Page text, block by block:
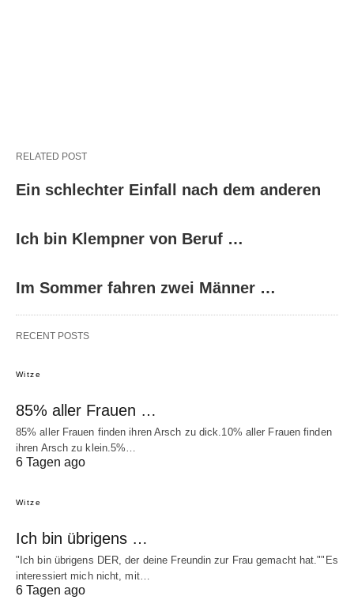
RELATED POST
Ein schlechter Einfall nach dem anderen
Ich bin Klempner von Beruf …
Im Sommer fahren zwei Männer …
RECENT POSTS
Witze
85% aller Frauen …
85% aller Frauen finden ihren Arsch zu dick.10% aller Frauen finden
ihren Arsch zu klein.5%…
6 Tagen ago
Witze
Ich bin übrigens …
"Ich bin übrigens DER, der deine Freundin zur Frau gemacht hat.""Es
interessiert mich nicht, mit…
6 Tagen ago